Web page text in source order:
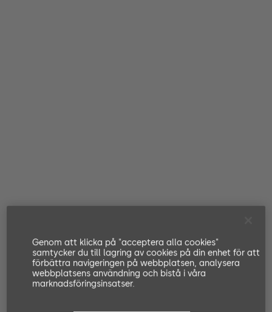
Genom att klicka på "acceptera alla cookies"
samtycker du till lagring av cookies på din enhet för att
förbättra navigeringen på webbplatsen, analysera
webbplatsens användning och bistå i våra
marknadsföringsinsatser.